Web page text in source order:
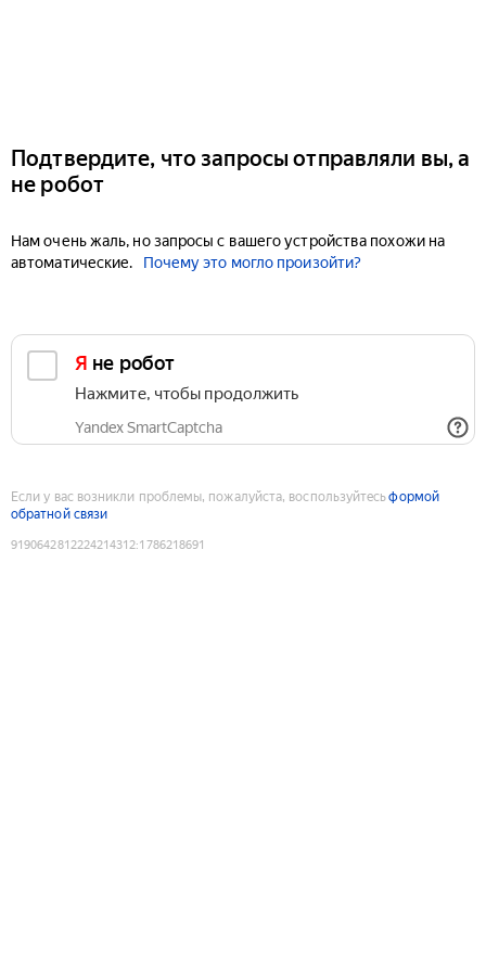
Подтвердите, что запросы отправляли вы, а
не робот
Нам очень жаль, но запросы с вашего устройства похожи на
автоматические.
Почему это могло произойти?
Я не робот
Нажмите, чтобы продолжить
Yandex SmartCaptcha
Если у вас возникли проблемы, пожалуйста, воспользуйтесьформой
обратной связи
9190642812224214312:1786218691